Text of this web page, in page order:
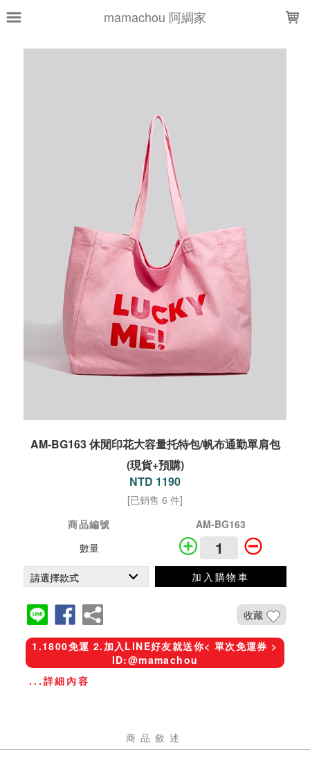
mamachou 阿綢家
AM-BG163 休閒印花大容量托特包/帆布通勤單肩包
(現貨+預購)
NTD 1190
[已銷售 6 件]
商品編號
AM-BG163
數量
加入購物車
收藏
1.1800免運 2.加入LINE好友就送你< 單次免運券 >
ID:@mamachou
...詳細內容
商品敘述